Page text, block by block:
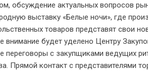
обсуждение актуальных вопросов
выставку «Белые ночи», где
товаров представят свои
будет уделено Центру
переговоры с закупщиками ведущих
Прямой контакт с представителями